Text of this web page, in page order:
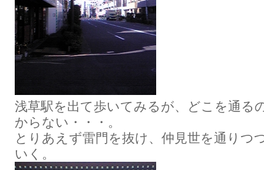
浅草駅を出て歩いてみるが、どこを通る
からない・・・。
とりあえず雷門を抜け、仲見世を通りつ
いく。